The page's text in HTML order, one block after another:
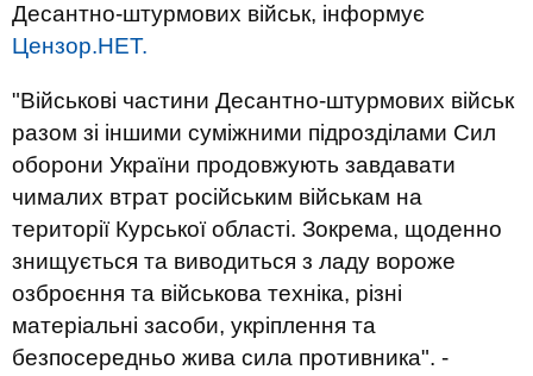
Десантно-штурмових військ, інформує
Цензор.НЕТ.
"Військові частини Десантно-штурмових військ
разом зі іншими суміжними підрозділами Сил
оборони України продовжують завдавати
чималих втрат російським військам на
території Курської області. Зокрема, щоденно
знищується та виводиться з ладу вороже
озброєння та військова техніка, різні
матеріальні засоби, укріплення та
безпосередньо жива сила противника". -